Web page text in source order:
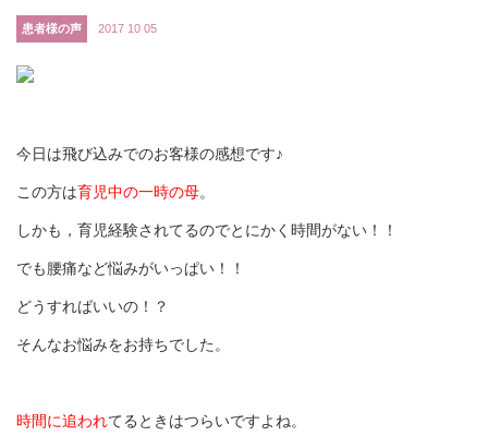
患者様の声 2017 10 05
今日は飛び込みでのお客様の感想です♪
この方は育児中の一時の母。
しかも，育児経験されてるのでとにかく時間がない！！
でも腰痛など悩みがいっぱい！！
どうすればいいの！？
そんなお悩みをお持ちでした。
時間に追われてるときはつらいですよね。